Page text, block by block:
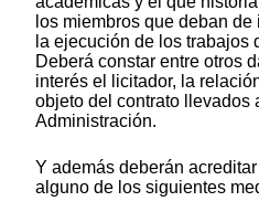
los miembros que deban
la ejecución de los trabajos
Deberá constar entre otros
interés el licitador, la
objeto del contrato llevados
Administración.
Y además deberán
alguno de los siguientes